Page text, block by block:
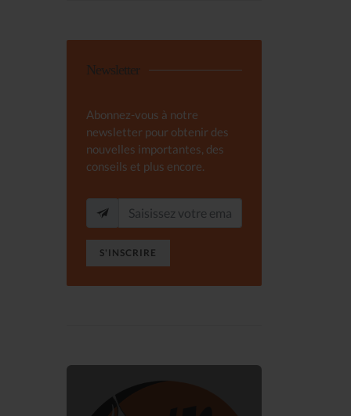
Newsletter
Abonnez-vous à notre
newsletter pour obtenir des
nouvelles importantes, des
conseils et plus encore.
S'INSCRIRE